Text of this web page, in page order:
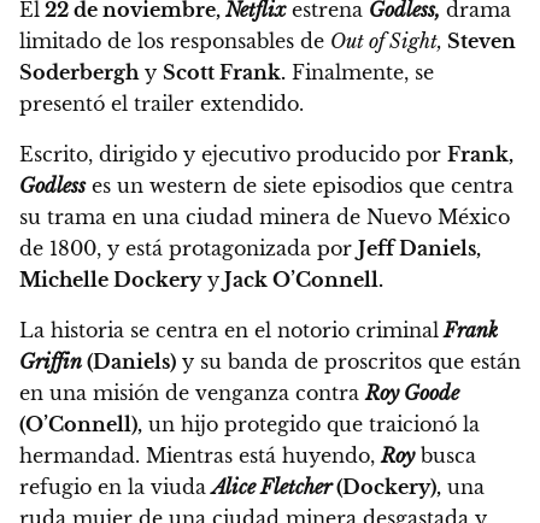
El 22 de noviembre,Netflixestrena Godless, drama
limitado de los responsables de Out of Sight, Steven
Soderberghy Scott Frank. Finalmente, se
presentó el trailer extendido.
Escrito, dirigido y ejecutivo producido por Frank,
Godlesses un western de siete episodios que centra
su trama en una ciudad minera de Nuevo México
de 1800, y está protagonizada por Jeff Daniels,
Michelle Dockeryy Jack O’Connell.
La historia se centra en el notorio criminalFrank
Griffin (Daniels) y su banda de proscritos que están
en una misión de venganza contraRoy Goode
(O’Connell), un hijo protegido que traicionó la
hermandad. Mientras está huyendo,Roybusca
refugio en la viudaAlice Fletcher(Dockery), una